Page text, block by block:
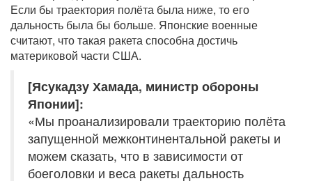
Если бы траектория полёта была ниже, то его
дальность была бы больше. Японские военные
считают, что такая ракета способна достичь
материковой части США.
[Ясукадзу Хамада, министр обороны
Японии]:
«Мы проанализировали траекторию полёта
запущенной межконтинентальной ракеты и
можем сказать, что в зависимости от
боеголовки и веса ракеты дальность